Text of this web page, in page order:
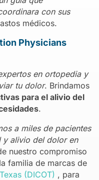
con sus
médicos.
Physicians
en ortopedia y
tu dolor. Brindamos
para el alivio del
.
a miles de pacientes
y alivio del dolor en
nuestro compromiso
familia de marcas de
(DICOT) , para